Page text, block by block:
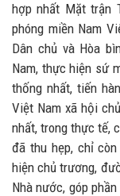
hợp nhất Mặt trận
phóng miền Nam
Dân chủ và Hòa
Nam, thực hiện sứ
thống nhất, tiến
Việt Nam xã hội
nhất, trong thực tế,
đã thu hẹp, chỉ
hiện chủ trương,
Nhà nước, góp